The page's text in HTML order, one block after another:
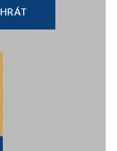
HRÁT